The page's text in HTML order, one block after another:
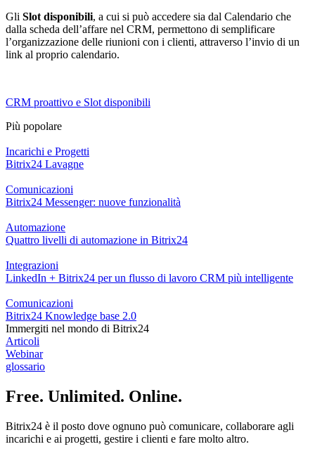
Gli Slot disponibili, a cui si può accedere sia dal Calendario che
dalla scheda dell’affare nel CRM, permettono di semplificare
l’organizzazione delle riunioni con i clienti, attraverso l’invio di un
link al proprio calendario.
CRM proattivo e Slot disponibili
Più popolare
Incarichi e Progetti
Bitrix24 Lavagne
Comunicazioni
Bitrix24 Messenger: nuove funzionalità
Automazione
Quattro livelli di automazione in Bitrix24
Integrazioni
LinkedIn + Bitrix24 per un flusso di lavoro CRM più intelligente
Comunicazioni
Bitrix24 Knowledge base 2.0
Immergiti nel mondo di Bitrix24
Articoli
Webinar
glossario
Free. Unlimited. Online.
Bitrix24 è il posto dove ognuno può comunicare, collaborare agli
incarichi e ai progetti, gestire i clienti e fare molto altro.